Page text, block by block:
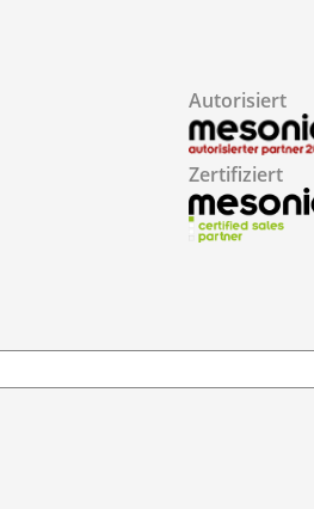
Autorisiert
Zertifiziert